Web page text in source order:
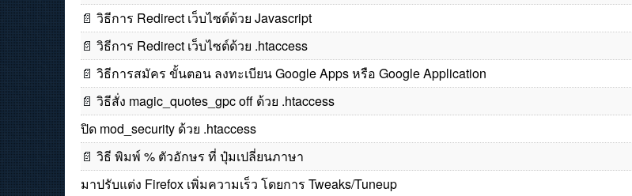
📄 วิธีการ Redirect เว็บไซต์ด้วย Javascript
📄 วิธีการ Redirect เว็บไซต์ด้วย .htaccess
📄 วิธีการสมัคร ขั้นตอน ลงทะเบียน Google Apps หรือ Google Application
📄 วิธีสั่ง magic_quotes_gpc off ด้วย .htaccess
ปิด mod_security ด้วย .htaccess
📄 วิธี พิมพ์ % ตัวอักษร ที่ ปุ๋มเปลี่ยนภาษา
มาปรับแต่ง Firefox เพิ่มความเร็ว โดยการ Tweaks/Tuneup